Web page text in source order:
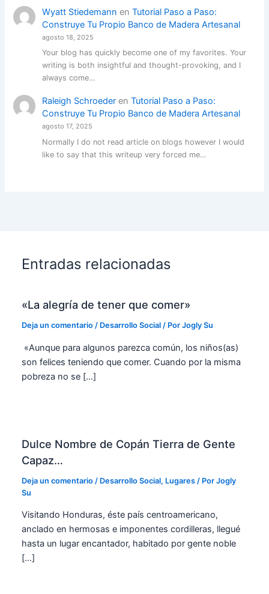
Wyatt Stiedemann en Tutorial Paso a Paso:
Construye Tu Propio Banco de Madera Artesanal
agosto 18, 2025
Your blog has quickly become one of my favorites. Your
writing is both insightful and thought-provoking, and I
always come…
Raleigh Schroederen Tutorial Paso a Paso:
Construye Tu Propio Banco de Madera Artesanal
agosto 17, 2025
Normally I do not read article on blogs however I would
like to say that this writeup very forced me…
Entradas relacionadas
«La alegría de tener que comer»
Deja un comentario / Desarrollo Social / PorJogly Su
«Aunque para algunos parezca común, los niños(as)
son felices teniendo que comer. Cuando por la misma
pobreza no se […]
Dulce Nombre de Copán Tierra de Gente
Capaz…
Deja un comentario / Desarrollo Social, Lugares / PorJogly
Su
Visitando Honduras, éste país centroamericano,
anclado en hermosas e imponentes cordilleras, llegué
hasta un lugar encantador, habitado por gente noble
[…]